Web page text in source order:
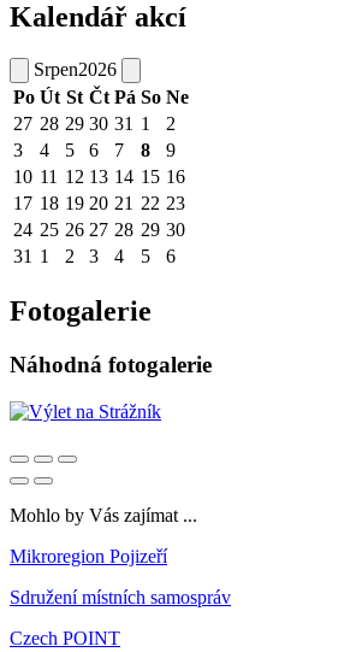
Kalendář akcí
Srpen2026
Po Út St Čt Pá So Ne
27 28 29 30 31 1
2
3
4 5 6 7 8
9
10 11 12 13 14 15 16
17 18 19 20 21 22 23
24 25 26 27 28 29 30
31 1 2 3 4 5 6
Fotogalerie
Náhodná fotogalerie
Mohlo by Vás zajímat ...
Mikroregion Pojizeří
Sdružení místních samospráv
Czech POINT